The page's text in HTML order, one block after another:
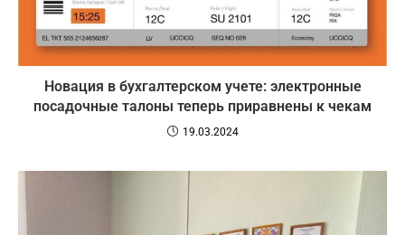
Новация в бухгалтерском учете: электронные
посадочные талоны теперь приравнены к чекам
19.03.2024